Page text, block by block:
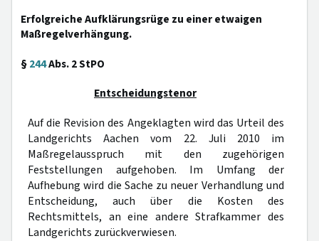
Erfolgreiche Aufklärungsrüge zu einer etwaigen
Maßregelverhängung.
§244Abs. 2 StPO
Entscheidungstenor
Auf die Revision des Angeklagten wird das Urteil des
Landgerichts Aachen vom 22. Juli 2010 im
Maßregelausspruch mit den zugehörigen
Feststellungen aufgehoben. Im Umfang der
Aufhebung wird die Sache zu neuer Verhandlung und
Entscheidung, auch über die Kosten des
Rechtsmittels, an eine andere Strafkammer des
Landgerichts zurückverwiesen.